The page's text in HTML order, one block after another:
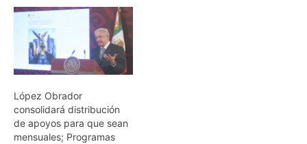
López Obrador
consolidará distribución
de apoyos para que sean
mensuales; Programas